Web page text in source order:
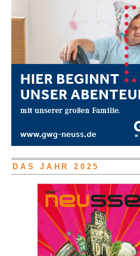
DAS JAHR 2025